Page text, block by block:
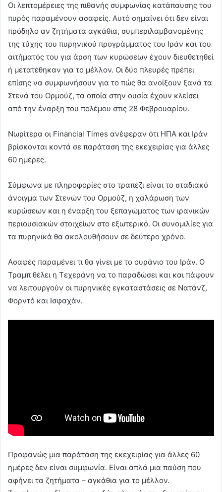
Οι λεπτομέρειες της πιθανής συμφωνίας κατάπαυσης του
πυρός παραμένουν ασαφείς. Αυτό σημαίνει ότι δεν είναι
πρόδηλο αν ζητήματα αγκάθια, συμπεριλαμβανομένης
της τύχης του πυρηνικού προγράμματος του Ιράν και του
αιτήματός του για άρση των κυρώσεων έχουν διευθετηθεί
ή μετατέθηκαν για το μέλλον. Οι δύο πλευρές πρέπει
επίσης να συμφωνήσουν για το πώς θα ανοίξουν ξανά τα
Στενά του Ορμούζ, τα οποία στην ουσία έχουν κλείσει
από την έναρξη του πολέμου στις 28 Φεβρουαρίου.
Νωρίτερα οι Financial Times ανέφεραν ότι ΗΠΑ και Ιράν
βρίσκονται κοντά σε παράταση της εκεχειρίας για άλλες
60 ημέρες.
Σύμφωνα με πληροφορίες στο τραπέζι είναι το σταδιακό
άνοιγμα των Στενών του Ορμούζ, η χαλάρωση των
κυρώσεων και η έναρξη του ξεπαγώματος των ιρανικών
περιουσιακών στοιχείων στο εξωτερικό. Οι συνομιλίες για
τα πυρηνικά θα ακολουθήσουν σε δεύτερο χρόνο.
Ασαφές παραμένει τι θα γίνει με το ουράνιο του Ιράν. Ο
Τραμπ θέλει η Τεχεράνη να το παραδώσει και και πάψουν
να λειτουργούν οι πυρηνικές εγκαταστάσεις σε Νατάνζ,
Φορντό και Ισφαχάν.
Προφανώς μια παράταση της εκεχειρίας για άλλες 60
ημέρες δεν είναι συμφωνία. Είναι απλά μια παύση που
αφήνει τα ζητήματα – αγκάθια για το μέλλον.